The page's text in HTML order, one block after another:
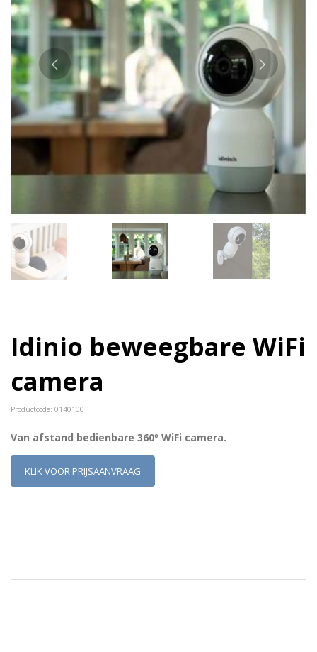
Idinio beweegbare WiFi
camera
Productcode: 0140100
Van afstand bedienbare 360º WiFi camera.
KLIK VOOR PRIJSAANVRAAG